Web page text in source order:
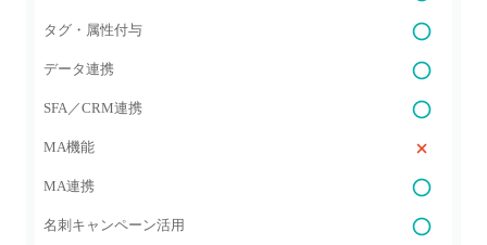
タグ・属性付与
データ連携
SFA／CRM連携
MA機能
MA連携
名刺キャンペーン活用